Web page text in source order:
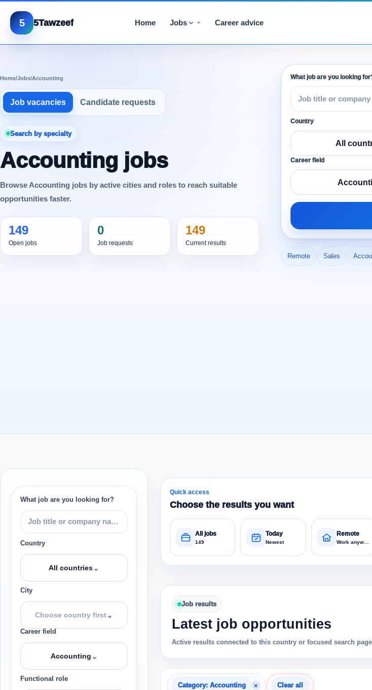
5 5Tawzeef Home Jobs Career advice
Home/Jobs/Accounting
Job vacancies Candidate requests
Search by specialty
Accounting jobs
Browse Accounting jobs by active cities and roles to reach suitable
opportunities faster.
149
Open jobs
0
Job requests
149
Current results
What job are you looking
Country
All
Career field
Remote Sales
What job are you looking for?
Country
All countries⌄
City
Choose country first⌄
Career field
Accounting ⌄
Functional role
Quick access
Choose the results you want
All jobs
149
Today
Newest
Remote
Work anywhere
Job results
Latest job opportunities
Active results connected to this country or focused search
Category: Accounting × Clear all